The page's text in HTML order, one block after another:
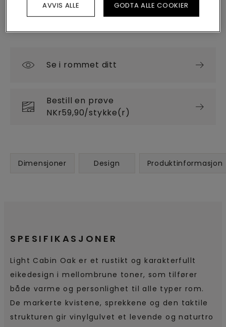
Se i rommet ditt
Bestill en prøve
NKr59,90/stykke(r)
Dimensjoner Design Produktinformasjon
SPESIFIKASJONER
Light Cabin Oak er et rustikt og karakterfullt
eikedesign i mellombrune toner, som tilfører
både varme og personlighet til alle typer rom.
De markerte kvistene, sprekkene og den taktile
strukturen gir vinylgulvet et levende og naturtro
AVVIS ALLE GODTA ALLE COOKIER